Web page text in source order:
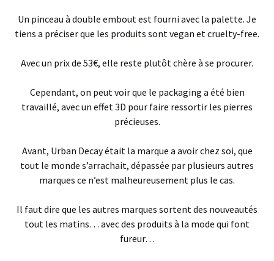
Un pinceau à double embout est fourni avec la palette. Je
tiens a préciser que les produits sont vegan et cruelty-free.
Avec un prix de 53€, elle reste plutôt chère à se procurer.
Cependant, on peut voir que le packaging a été bien
travaillé, avec un effet 3D pour faire ressortir les pierres
précieuses.
Avant, Urban Decay était la marque a avoir chez soi, que
tout le monde s’arrachait, dépassée par plusieurs autres
marques ce n’est malheureusement plus le cas.
Il faut dire que les autres marques sortent des nouveautés
tout les matins… avec des produits à la mode qui font
fureur…